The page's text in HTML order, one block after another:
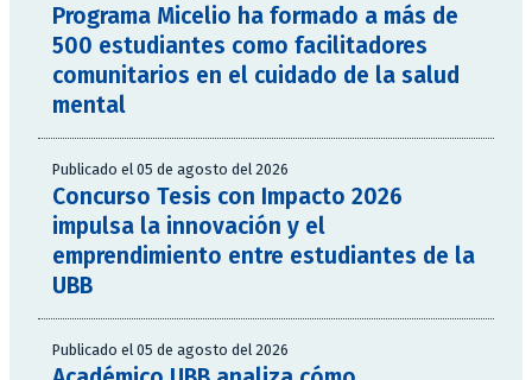
Programa Micelio ha formado a más de
500 estudiantes como facilitadores
comunitarios en el cuidado de la salud
mental
Publicado el 05 de agosto del 2026
Concurso Tesis con Impacto 2026
impulsa la innovación y el
emprendimiento entre estudiantes de la
UBB
Publicado el 05 de agosto del 2026